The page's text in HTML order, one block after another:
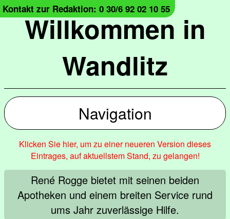
Willkommen in
Wandlitz
Kontakt zur Redaktion: 0 30/6 92 02 10 55
Navigation
Klicken Sie hier, um zu einer neueren Version dieses
Eintrages, auf aktuellstem Stand, zu gelangen!
René Rogge bietet mit seinen beiden
Apotheken und einem breiten Service rund
ums Jahr zuverlässige Hilfe.